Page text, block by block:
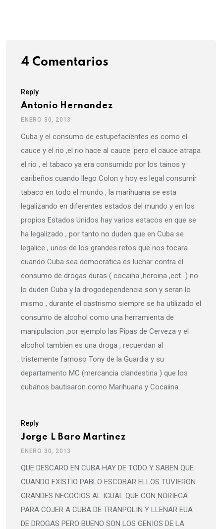
4 Comentarios
Reply
Antonio Hernandez
ENERO 30, 2013
Cuba y el consumo de estupefacientes es como el
cauce y el rio ,el rio hace al cauce .pero el cauce atrapa
el rio , el tabaco ya era consumido por los tainos y
caribeños cuando llego Colon y hoy es legal consumir
tabaco en todo el mundo , la marihuana se esta
legalizando en diferentes estados del mundo y en los
propios Estados Unidos hay varios estacos en que se
ha legalizado , por tanto no duden que en Cuba se
legalice , unos de los grandes retos que nos tocara
cuando Cuba sea democratica es luchar contra el
consumo de drogas duras ( cocaiha ,heroina ,ect…) no
lo duden Cuba y la drogodependencia son y seran lo
mismo , durante el castrismo siempre se ha utilizado el
consumo de alcohol como una herramienta de
manipulacion ,por ejemplo las Pipas de Cerveza y el
alcohol tambien es una droga , recuerdan al
tristemente famoso Tony de la Guardia y su
departamento MC (mercancia clandestina ) que los
cubanos bautisaron como Marihuana y Cocaiina.
Reply
Jorge L Baro Martinez
ENERO 30, 2013
QUE DESCARO EN CUBA HAY DE TODO Y SABEN QUE
CUANDO EXISTIO PABLO ESCOBAR ELLOS TUVIERON
GRANDES NEGOCIOS AL IGUAL QUE CON NORIEGA
PARA COJER A CUBA DE TRANPOLIN Y LLENAR EUA
DE DROGAS PERO BUENO SON LOS GENIOS DE LA